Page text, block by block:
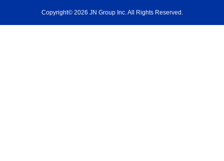
Copyright© 2026 JN Group Inc. All Rights Reserved.